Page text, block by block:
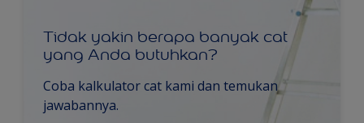
Tidak yakin berapa banyak cat
yang Anda butuhkan?
Coba kalkulator cat kami dan temukan
jawabannya.